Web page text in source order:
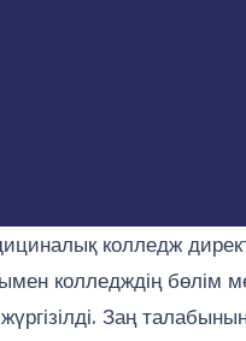
колледж
колледждің бөлім
Заң